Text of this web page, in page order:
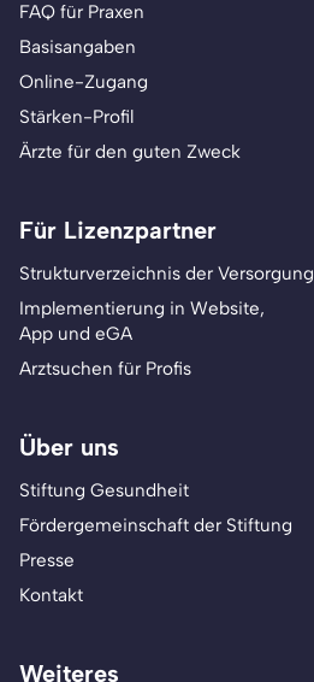
FAQ für Praxen
Basisangaben
Online-Zugang
Stärken-Profil
Ärzte für den guten Zweck
Für Lizenzpartner
Strukturverzeichnis der Versorgung
Implementierung in Website,
App und eGA
Arztsuchen für Profis
Über uns
Stiftung Gesundheit
Fördergemeinschaft der Stiftung
Presse
Kontakt
Weiteres